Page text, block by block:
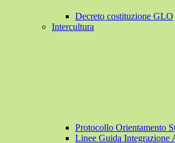
Decreto costituzione GLO
Intercultura
Protocollo Orientamento
Linee Guida Integrazione